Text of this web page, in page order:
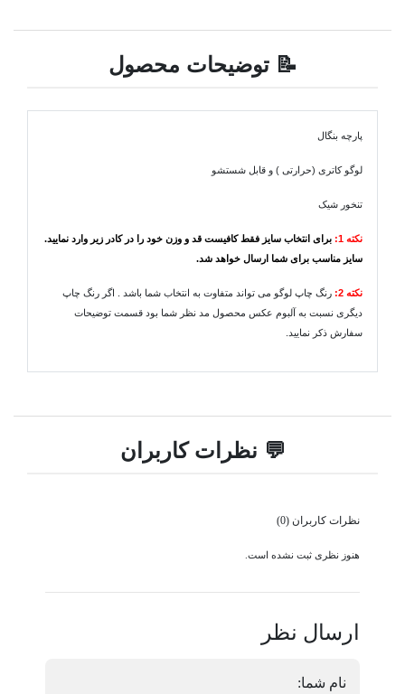
📝 توضیحات محصول
پارچه بنگال
لوگو کاتری (حرارتی ) و قابل شستشو
تنخور شیک
نکته 1:
برای انتخاب سایز فقط کافیست قد و وزن خود را در کادر زیر وارد نمایید.
سایز مناسب برای شما ارسال خواهد شد.
نکته 2:
رنگ چاپ لوگو می تواند متفاوت به انتخاب شما باشد . اگر رنگ چاپ
دیگری نسبت به آلبوم عکس محصول مد نظر شما بود قسمت توضیحات
سفارش ذکر نمایید.
💬 نظرات کاربران
نظرات کاربران (0)
هنوز نظری ثبت نشده است.
ارسال نظر
نام شما: